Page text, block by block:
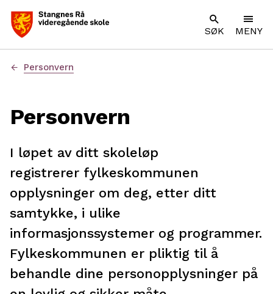
SØK MENY
Du
Personvern
Personvern
I løpet av ditt skoleløp
registrerer fylkeskommunen
opplysninger om deg, etter ditt
samtykke, i ulike
informasjonssystemer og programmer.
Fylkeskommunen er pliktig til å
behandle dine personopplysninger på